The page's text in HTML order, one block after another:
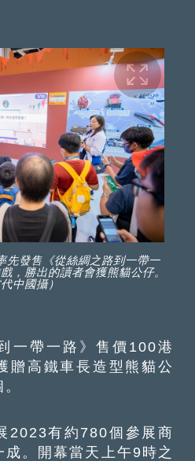
先發售《從絲綢之路到一帶一
，勝出的讀者會獲熊貓公仔。
代中國攝）
帶一路》售價100港
贈高鐵車長造型熊貓公
有約780個參展商
。開幕當天上午9時之